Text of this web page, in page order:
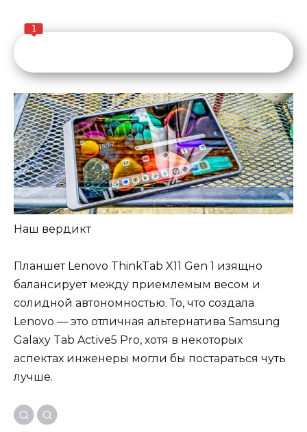
1
Наш вердикт
Планшет Lenovo ThinkTab X11 Gen 1 изящно
балансирует между приемлемым весом и
солидной автономностью. То, что создала
Lenovo — это отличная альтернатива Samsung
Galaxy Tab Active5 Pro, хотя в некоторых
аспектах инженеры могли бы постараться чуть
лучше.